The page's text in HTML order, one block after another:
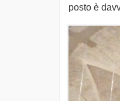
posto è